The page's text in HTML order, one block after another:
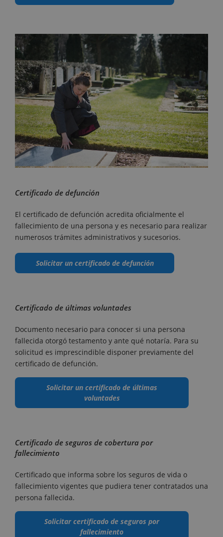
Certificado de defunción
El certificado de defunción acredita oficialmente el
fallecimiento de una persona y es necesario para realizar
numerosos trámites administrativos y sucesorios.
Solicitar un certificado de defunción
Certificado de últimas voluntades
Documento necesario para conocer si una persona
fallecida otorgó testamento y ante qué notaría. Para su
solicitud es imprescindible disponer previamente del
certificado de defunción.
Solicitar un certificado de últimas
voluntades
Certificado de seguros de cobertura por
fallecimiento
Certificado que informa sobre los seguros de vida o
fallecimiento vigentes que pudiera tener contratados una
persona fallecida.
Solicitar certificado de seguros por
fallecimiento